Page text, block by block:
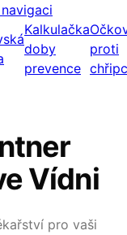
Kalkulačka
doby
prevence
proti
Vídni
pro vaši